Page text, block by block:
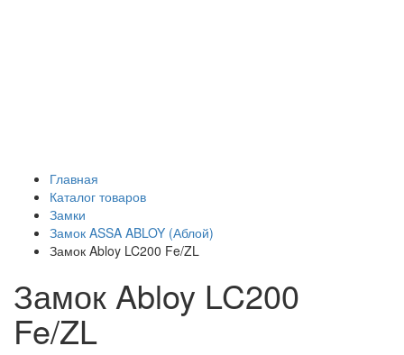
Главная
Каталог товаров
Замки
Замок ASSA ABLOY (Аблой)
Замок Abloy LC200 Fe/ZL
Замок Abloy LC200
Fe/ZL